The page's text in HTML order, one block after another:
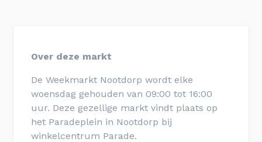
Over deze markt
De Weekmarkt Nootdorp wordt elke
woensdag gehouden van 09:00 tot 16:00
uur. Deze gezellige markt vindt plaats op
het Paradeplein in Nootdorp bij
winkelcentrum Parade.